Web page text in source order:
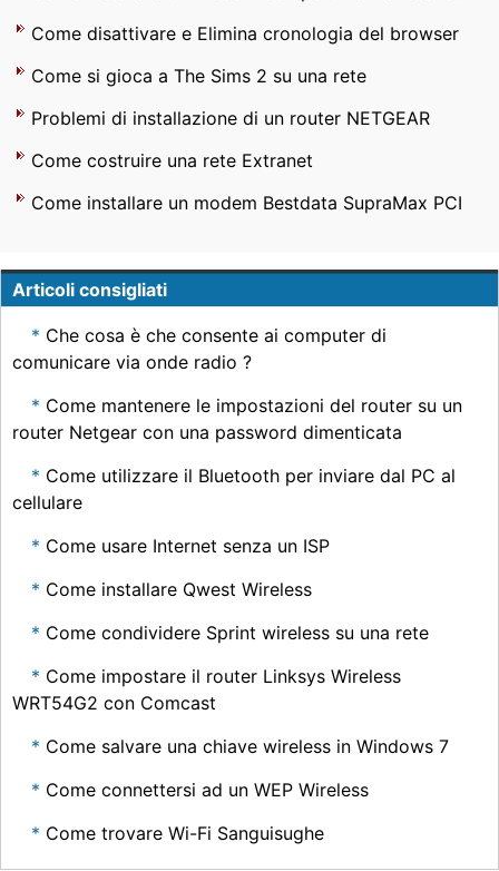
Come disattivare e Elimina cronologia del browser
Come si gioca a The Sims 2 su una rete
Problemi di installazione di un router NETGEAR
Come costruire una rete Extranet
Come installare un modem Bestdata SupraMax PCI
Articoli consigliati
Che cosa è che consente ai computer di
comunicare via onde radio ?
Come mantenere le impostazioni del router su un
router Netgear con una password dimenticata
Come utilizzare il Bluetooth per inviare dal PC al
cellulare
Come usare Internet senza un ISP
Come installare Qwest Wireless
Come condividere Sprint wireless su una rete
Come impostare il router Linksys Wireless
WRT54G2 con Comcast
Come salvare una chiave wireless in Windows 7
Come connettersi ad un WEP Wireless
Come trovare Wi-Fi Sanguisughe